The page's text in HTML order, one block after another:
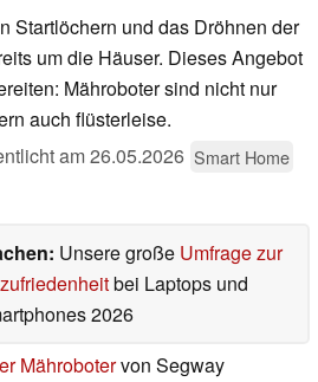
Startlöchern und das Dröhnen der
um die Häuser. Dieses Angebot
Mähroboter sind nicht nur
auch flüsterleise.
am26.05.2026 Smart Home
Unsere große Umfrage zur
bei Laptops und
2026
Mährobotervon Segway